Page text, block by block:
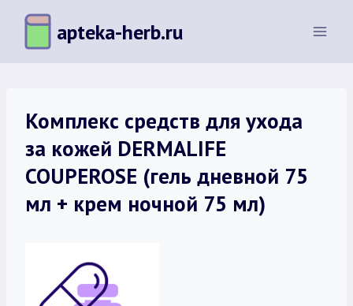
Перейти
содержимому
apteka-herb.ru
Комплекс средств для ухода
за кожей DERMALIFE
COUPEROSE (гель дневной 75
мл + крем ночной 75 мл)